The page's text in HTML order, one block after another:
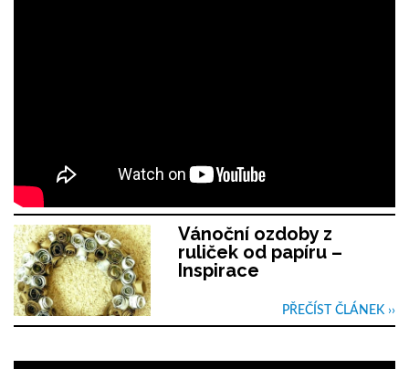
Vánoční ozdoby z
ruliček od papíru –
Inspirace
PŘEČÍST ČLÁNEK ››